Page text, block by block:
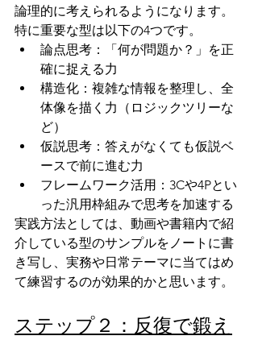
論理的に考えられるようになります。
特に重要な型は以下の4つです。
論点思考：「何が問題か？」を正
確に捉える力
構造化：複雑な情報を整理し、全
体像を描く力（ロジックツリーな
ど）
仮説思考：答えがなくても仮説ベ
ースで前に進む力
フレームワーク活用：3Cや4Pとい
った汎用枠組みで思考を加速する
実践方法としては、動画や書籍内で紹
介している型のサンプルをノートに書
き写し、実務や日常テーマに当てはめ
て練習するのが効果的かと思います。
ステップ２：反復で鍛え